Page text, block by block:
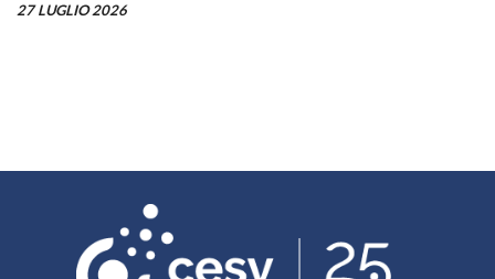
27 LUGLIO 2026